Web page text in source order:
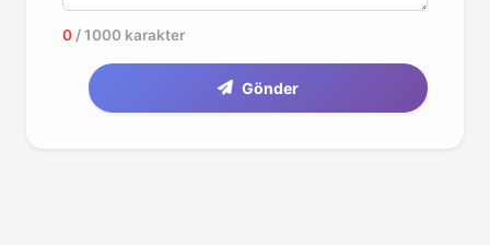
0 / 1000 karakter
Gönder